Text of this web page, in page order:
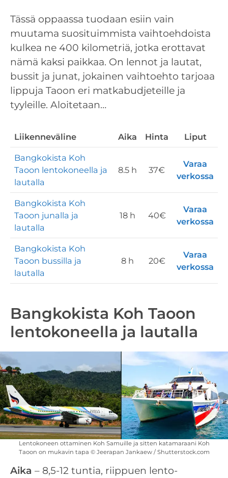
Tässä oppaassa tuodaan esiin vain
muutama suosituimmista vaihtoehdoista
kulkea ne 400 kilometriä, jotka erottavat
nämä kaksi paikkaa. On lennot ja lautat,
bussit ja junat, jokainen vaihtoehto tarjoaa
lippuja Taoon eri matkabudjeteille ja
tyyleille. Aloitetaan…
Liikenneväline Aika Hinta Liput
Bangkokista Koh
Taoon lentokoneella ja
lautalla
8.5 h 37€
Varaa
verkossa
Bangkokista Koh
Taoon junalla ja
lautalla
18 h 40€
Varaa
verkossa
Bangkokista Koh
Taoon bussilla ja
lautalla
8 h 20€
Varaa
verkossa
Bangkokista Koh Taoon
lentokoneella ja lautalla
Lentokoneen ottaminen Koh Samuille ja sitten katamaraani Koh
Taoon on mukavin tapa © Jeerapan Jankaew / Shutterstock.com
Aika – 8,5-12 tuntia, riippuen lento-